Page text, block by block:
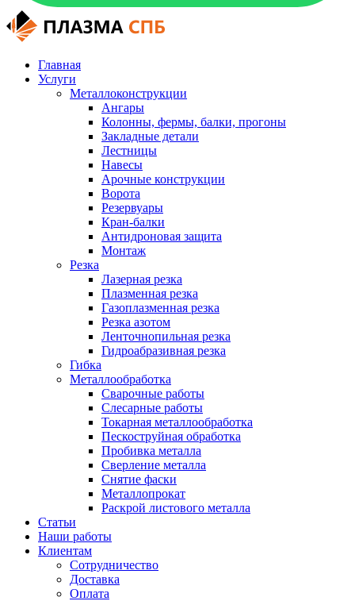
Главная
Услуги
Металлоконструкции
Ангары
Колонны, фермы, балки, прогоны
Закладные детали
Лестницы
Навесы
Арочные конструкции
Ворота
Резервуары
Кран-балки
Антидроновая защита
Монтаж
Резка
Лазерная резка
Плазменная резка
Газоплазменная резка
Резка азотом
Ленточнопильная резка
Гидроабразивная резка
Гибка
Металлообработка
Сварочные работы
Слесарные работы
Токарная металлообработка
Пескоструйная обработка
Пробивка металла
Сверление металла
Снятие фаски
Металлопрокат
Раскрой листового металла
Статьи
Наши работы
Клиентам
Сотрудничество
Доставка
Оплата